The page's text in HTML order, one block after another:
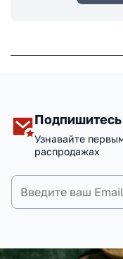
Подпишитесь
Узнавайте
распродажах